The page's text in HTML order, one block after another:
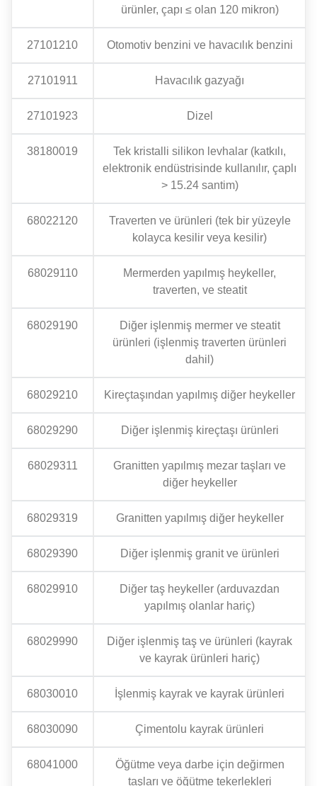
ürünler, çapı ≤ olan 120 mikron)
27101210 Otomotiv benzini ve havacılık benzini
27101911 Havacılık gazyağı
27101923 Dizel
38180019
Tek kristalli silikon levhalar (katkılı,
elektronik endüstrisinde kullanılır, çaplı
> 15.24 santim)
68022120
Traverten ve ürünleri (tek bir yüzeyle
kolayca kesilir veya kesilir)
68029110
Mermerden yapılmış heykeller,
traverten, ve steatit
68029190
Diğer işlenmiş mermer ve steatit
ürünleri (işlenmiş traverten ürünleri
dahil)
68029210 Kireçtaşından yapılmış diğer heykeller
68029290 Diğer işlenmiş kireçtaşı ürünleri
68029311
Granitten yapılmış mezar taşları ve
diğer heykeller
68029319 Granitten yapılmış diğer heykeller
68029390 Diğer işlenmiş granit ve ürünleri
68029910
Diğer taş heykeller (arduvazdan
yapılmış olanlar hariç)
68029990
Diğer işlenmiş taş ve ürünleri (kayrak
ve kayrak ürünleri hariç)
68030010 İşlenmiş kayrak ve kayrak ürünleri
68030090 Çimentolu kayrak ürünleri
68041000
Öğütme veya darbe için değirmen
taşları ve öğütme tekerlekleri